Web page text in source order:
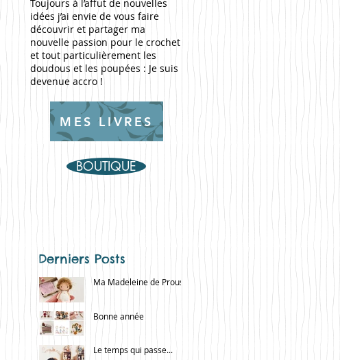
Toujours à l’affut de nouvelles
idées j’ai envie de vous faire
découvrir et partager ma
nouvelle passion pour le crochet
et tout particulièrement les
doudous et les poupées : Je suis
devenue accro !
MES LIVRES
BOUTIQUE
Derniers Posts
Ma Madeleine de Proust
Bonne année
Le temps qui passe...